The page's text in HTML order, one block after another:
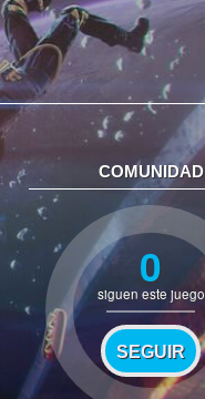
COMUNIDAD
0
siguen este juego
SEGUIR